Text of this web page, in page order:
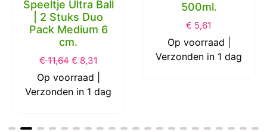
Speeltje Ultra Ball
| 2 Stuks Duo
Pack Medium 6
cm.
€11,64 € 8,31
Op voorraad |
Verzonden in 1 dag
500ml.
€ 5,61
Op voorraad |
Verzonden in 1 dag